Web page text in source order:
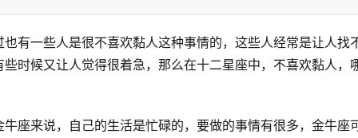
一些人是很不喜欢黏人这种事情的，这些人经常是让人找
时候又让人觉得很着急，那么在十二星座中，不喜欢黏人，
来说，自己的生活是忙碌的，要做的事情有很多，金牛座